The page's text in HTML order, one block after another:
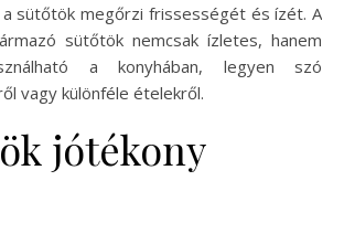
sütőtök megőrzi frissességét és ízét. A
sütőtök nemcsak ízletes, hanem
a konyhában, legyen szó
vagy különféle ételekről.
jótékony